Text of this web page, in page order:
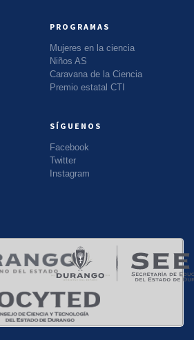
PROGRAMAS
Mujeres en la ciencia
Niños AS
Caravana de la Ciencia
Premio estatal CTI
SÍGUENOS
Facebook
Twitter
Instagram